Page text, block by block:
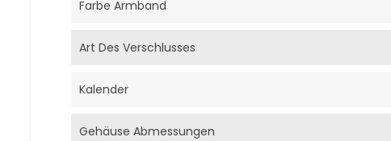
Farbe Armband
Art Des Verschlusses
Kalender
Gehäuse Abmessungen